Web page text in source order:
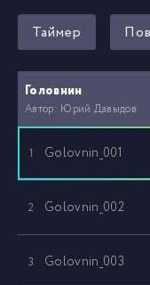
Таймер
Головнин
Автор: Юрий Давыдов
1 Golovnin_001
2 Golovnin_002
3 Golovnin_003